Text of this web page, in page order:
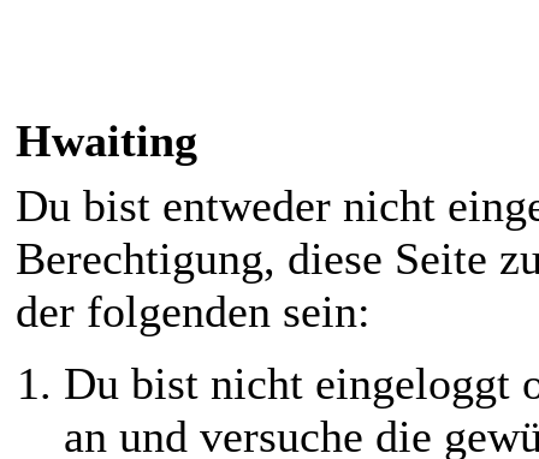
Hwaiting
Du bist entweder nicht
Berechtigung, diese Seite
der folgenden sein:
Du bist nicht eingeloggt
an und versuche die